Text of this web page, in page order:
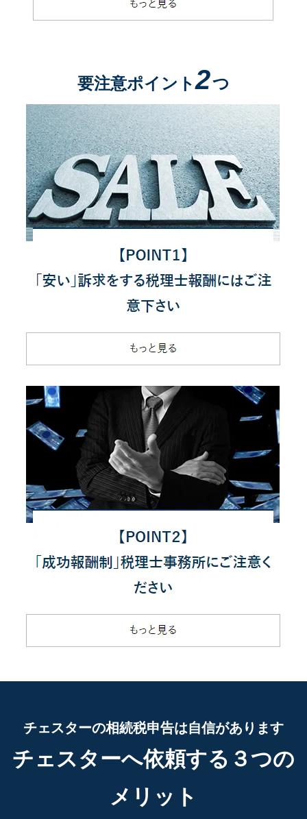
要注意ポイント2つ
チェスターの相続税申告は自信があります
チェスターへ依頼する３つの
メリット